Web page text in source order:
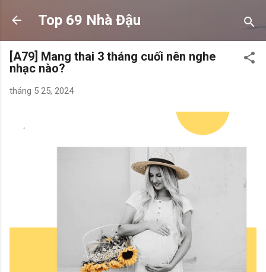
Chuyển đến nội dung chính
Top 69 Nhà Đậu
[A79] Mang thai 3 tháng cuối nên nghe
nhạc nào?
tháng 5 25, 2024